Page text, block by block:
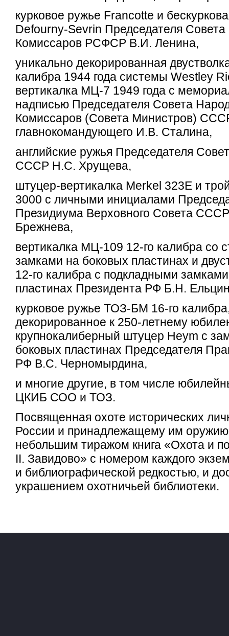
курковое ружье Francotte и
Defourny-Sevrin Председателя
Комиссаров РСФСР В.И. Ленина,
уникально декорированная
калибра 1944 года системы Westley
вертикалка МЦ-7 1949 года с
надписью Председателя Совета
Комиссаров (Совета Министров)
главнокомандующего И.В. Сталина,
английские ружья Председателя
СССР Н.С. Хрущева,
штуцер-вертикалка Merkel 323E и
3000 с личными инициалами
Президиума Верховного Совета
Брежнева,
вертикалка МЦ-109 12-го калибра со
замками на боковых пластинах и
12-го калибра с подкладными
пластинах Президента РФ Б.Н.
курковое ружье ТОЗ-БМ 16-го
декорированное к 250-летнему
крупнокалиберный штуцер Heym с
боковых пластинах Председателя
РФ В.С. Черномырдина,
и многие другие, в том числе
ЦКИБ СОО и ТОЗ.
Посвященная охоте исторических
России и принадлежащему им
небольшим тиражом книга «Охота и
II. Завидово» с номером каждого
и библиографической редкостью, и
украшением охотничьей библиотеки.